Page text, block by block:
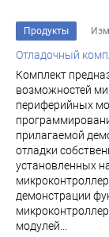
Продукты
Отладочный
Комплект
возможностей
периферийных
прилагаемой
отладки
установленных
демонстрации
модулей...